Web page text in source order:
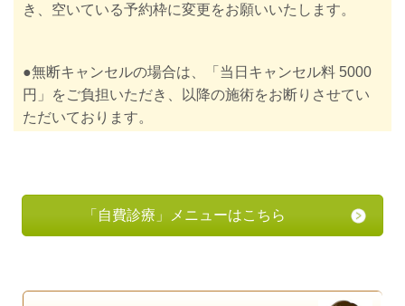
き、空いている予約枠に変更をお願いいたします。
●無断キャンセルの場合は、「当日キャンセル料 5000
円」をご負担いただき、以降の施術をお断りさせてい
ただいております。
「自費診療」メニューはこちら